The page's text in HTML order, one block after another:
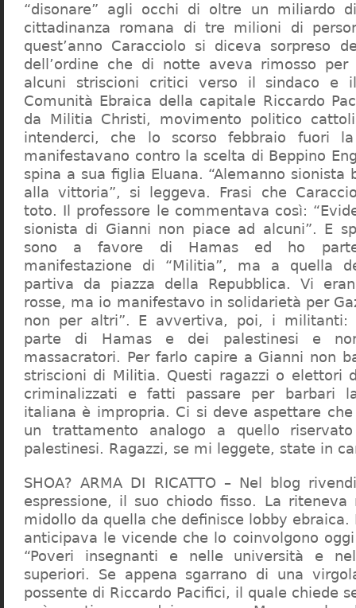
“disonare” agli occhi di oltre un miliardo
cittadinanza romana di tre milioni di
quest’anno Caracciolo si diceva sorpreso
dell’ordine che di notte aveva rimosso
alcuni striscioni critici verso il sindaco e
Comunità Ebraica della capitale Riccardo
da Militia Christi, movimento politico
intenderci, che lo scorso febbraio fuori
manifestavano contro la scelta di Beppino
spina a sua figlia Eluana. “Alemanno sionista
alla vittoria”, si leggeva. Frasi che
toto. Il professore le commentava così:
sionista di Gianni non piace ad alcuni”. E
sono a favore di Hamas ed ho
manifestazione di “Militia”, ma a quella
partiva da piazza della Repubblica. Vi
rosse, ma io manifestavo in solidarietà per
non per altri”. E avvertiva, poi, i militanti:
parte di Hamas e dei palestinesi e
massacratori. Per farlo capire a Gianni non
striscioni di Militia. Questi ragazzi o elettori
criminalizzati e fatti passare per barbari
italiana è impropria. Ci si deve aspettare
un trattamento analogo a quello
palestinesi. Ragazzi, se mi leggete, state in
SHOA? ARMA DI RICATTO – Nel blog
espressione, il suo chiodo fisso. La
midollo da quella che definisce lobby ebraica.
anticipava le vicende che lo coinvolgono
“Poveri insegnanti e nelle università e
superiori. Se appena sgarrano di una
possente di Riccardo Pacifici, il quale chiede